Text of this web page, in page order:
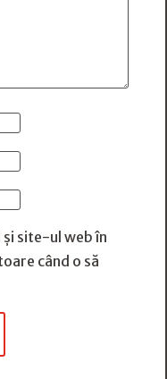
și site-ul web în
când o să